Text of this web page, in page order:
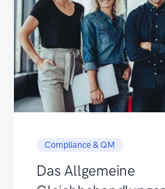
Compliance & QM
Das Allgemeine